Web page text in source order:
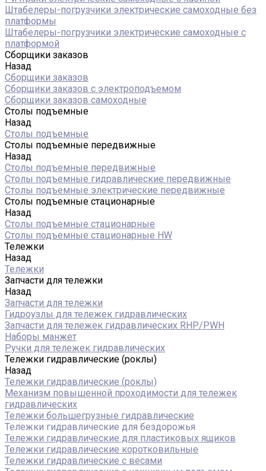
Штабелеры-погрузчики электрические самоходные без
платформы
Штабелеры-погрузчики электрические самоходные с
платформой
Сборщики заказов
Назад
Сборщики заказов
Сборщики заказов с электроподъемом
Сборщики заказов самоходные
Столы подъемные
Назад
Столы подъемные
Столы подъемные передвижные
Назад
Столы подъемные передвижные
Столы подъемные гидравлические передвижные
Столы подъемные электрические передвижные
Столы подъемные стационарные
Назад
Столы подъемные стационарные
Столы подъемные стационарные HW
Тележки
Назад
Тележки
Запчасти для тележки
Назад
Запчасти для тележки
Гидроузлы для тележек гидравлических
Запчасти для тележек гидравлических RHP/PWH
Наборы манжет
Ручки для тележек гидравлических
Тележки гидравлические (роклы)
Назад
Тележки гидравлические (роклы)
Механизм повышенной проходимости для тележек
гидравлических
Тележки большегрузные гидравлические
Тележки гидравлические для бездорожья
Тележки гидравлические для пластиковых ящиков
Тележки гидравлические коротковильные
Тележки гидравлические с весами